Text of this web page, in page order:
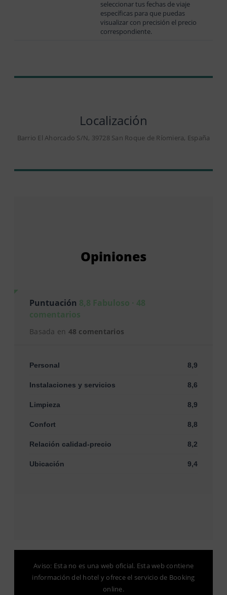
seleccionar tus fechas de viaje
específicas para que puedas
visualizar con precisión el precio
correspondiente.
Localización
Barrio El Ahorcado S/N, 39728 San Roque de Ríomiera, España
Opiniones
Puntuación 8,8 Fabuloso · 48
comentarios
Basada en 48 comentarios
Personal 8,9
Instalaciones y servicios 8,6
Limpieza 8,9
Confort 8,8
Relación calidad-precio 8,2
Ubicación 9,4
Aviso: Esta no es una web oficial. Esta web contiene
información del hotel y ofrece el servicio de Booking
online.